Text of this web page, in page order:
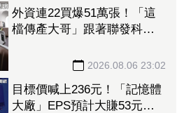
外資連22買爆51萬張！「這
檔傳產大哥」跟著聯發科發
2026.08.06 23:02
目標價喊上236元！「記憶體
大廠」EPS預計大賺53元